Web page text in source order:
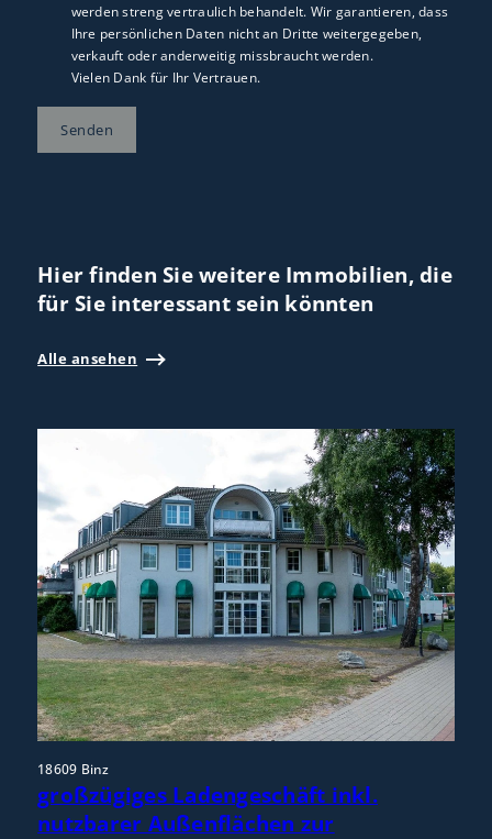
werden streng vertraulich behandelt. Wir garantieren, dass
Ihre persönlichen Daten nicht an Dritte weitergegeben,
verkauft oder anderweitig missbraucht werden.
Vielen Dank für Ihr Vertrauen.
Senden
Hier finden Sie weitere Immobilien, die
für Sie interessant sein könnten
Alle ansehen
18609 Binz
großzügiges Ladengeschäft inkl.
nutzbarer Außenflächen zur